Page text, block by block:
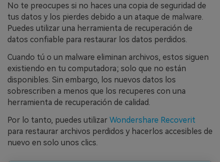
No te preocupes si no haces una copia de seguridad de
tus datos y los pierdes debido a un ataque de malware.
Puedes utilizar una herramienta de recuperación de
datos confiable para restaurar los datos perdidos.
Cuando tú o un malware eliminan archivos, estos siguen
existiendo en tu computadora; solo que no están
disponibles. Sin embargo, los nuevos datos los
sobrescriben a menos que los recuperes con una
herramienta de recuperación de calidad.
Por lo tanto, puedes utilizar Wondershare Recoverit
para restaurar archivos perdidos y hacerlos accesibles de
nuevo en solo unos clics.